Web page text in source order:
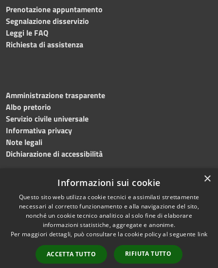
Prenotazione appuntamento
Segnalazione disservizio
Leggi le FAQ
Richiesta di assistenza
Amministrazione trasparente
Albo pretorio
Servizio civile universale
Informativa privacy
Note legali
Dichiarazione di accessibilità
RSS
Accessibilità
Cookie
Mappa del sito
Difensore civico
Copyright © 2023 •
Comune di Noicàttaro
Powered byMunicipium
Redazione•Portale
dipendente
×
Informazioni sui cookie
Questo sito web utilizza cookie tecnici e assimilati strettamente
necessari al corretto funzionamento e alla navigazione del sito,
nonché un cookie tecnico analitico al solo fine di elaborare
informazioni statistiche, aggregate e anonime.
Per maggiori dettagli, può consultare la cookie policy al seguente link
ACCETTA TUTTO RIFIUTA TUTTO